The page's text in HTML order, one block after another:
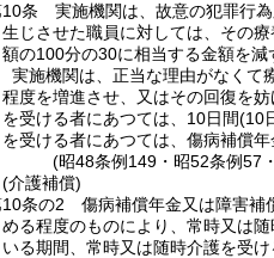
条
実施機関は、故意の犯罪行
生じさせた職員に対しては、その
額の100分の30に相当する金額を減
実施機関は、正当な理由がなくて
程度を増進させ、又はその回復を
を受ける者にあつては、10日間(10
を受ける者にあつては、傷病補償
(昭48条例149・昭52条例57
(介護補償)
条の2
傷病補償年金又は障害補
める程度のものにより、常時又は
いる期間、常時又は随時介護を受